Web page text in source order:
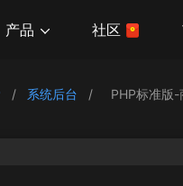
产品 社区
/ 系统后台 /
PHP标准版